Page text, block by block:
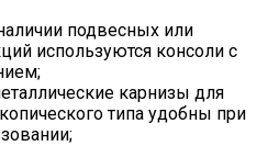
подвесных или
используются консоли с
карнизы для
типа удобны при